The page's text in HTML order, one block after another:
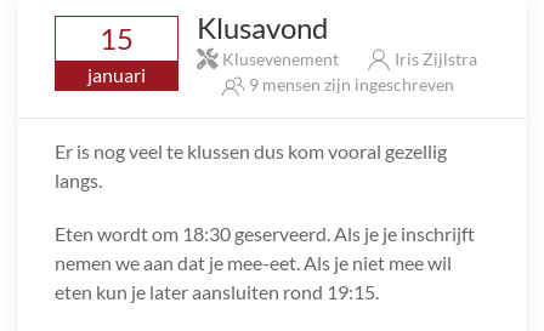
15
januari
Klusavond
Klusevenement
Iris Zijlstra
9 mensen zijn ingeschreven
Er is nog veel te klussen dus kom vooral gezellig
langs.
Eten wordt om 18:30 geserveerd. Als je je inschrijft
nemen we aan dat je mee-eet. Als je niet mee wil
eten kun je later aansluiten rond 19:15.